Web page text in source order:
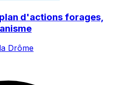
d'actions forages,
Drôme